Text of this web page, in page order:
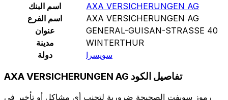
اسم البنك
AXA VERSICHERUNGEN AG
اسم الفرع
AXA VERSICHERUNGEN AG
عنوان
GENERAL-GUISAN-STRASSE 40
مدينة
WINTERTHUR
دولة
سويسرا
AXA VERSICHERUNGEN AG تفاصيل الكود
رموز سويفت الصحيحة ضرورية لتجنب أي مشاكل أو تأخير في